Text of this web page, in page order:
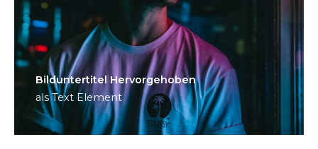
Bild­unter­titel Hervorgehoben
als Text Element